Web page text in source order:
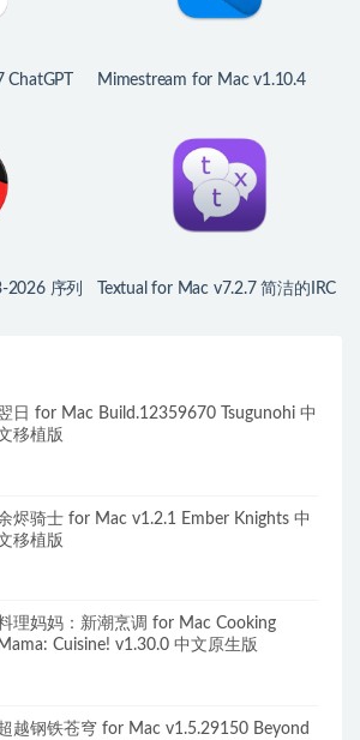
Mimestream for Mac v1.10.4
2026 序列
Textual for Mac v7.2.7 简洁的IRC
日 for Mac Build.12359670 Tsugunohi 中
移植版
烬骑士 for Mac v1.2.1 Ember Knights 中
移植版
理妈妈：新潮烹调 for Mac Cooking
Mama: Cuisine! v1.30.0 中文原生版
越钢铁苍穹 for Mac v1.5.29150 Beyond